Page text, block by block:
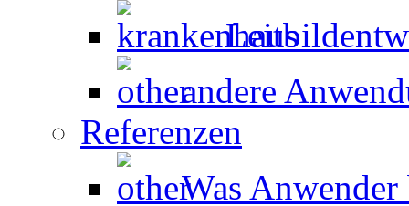
andere
Referenzen
Was